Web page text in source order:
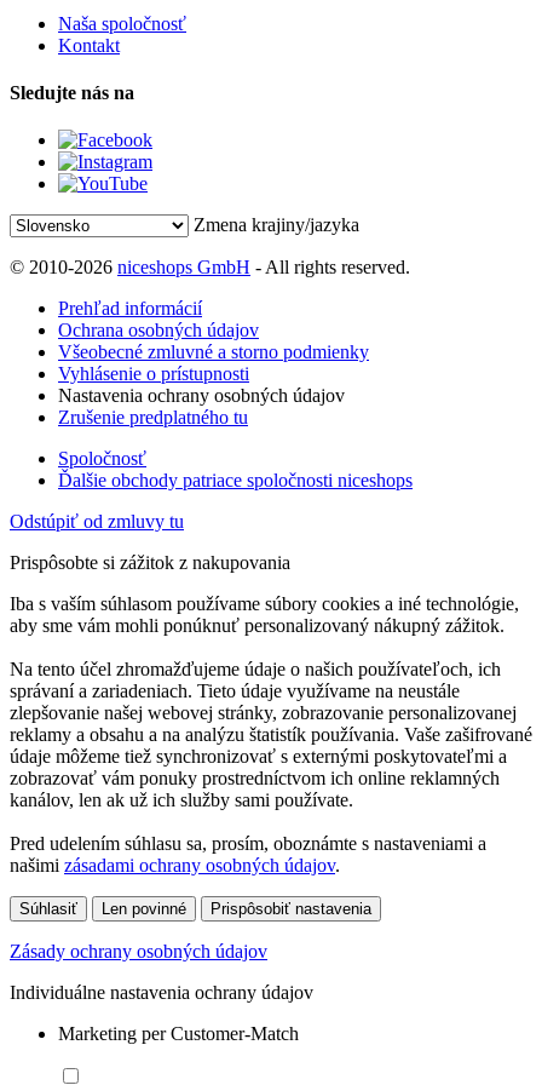
Naša spoločnosť
Kontakt
Sledujte nás na
Zmena krajiny/jazyka
© 2010-2026 niceshops GmbH - All rights reserved.
Prehľad informácií
Ochrana osobných údajov
Všeobecné zmluvné a storno podmienky
Vyhlásenie o prístupnosti
Nastavenia ochrany osobných údajov
Zrušenie predplatného tu
Spoločnosť
Ďalšie obchody patriace spoločnosti niceshops
Odstúpiť od zmluvy tu
Prispôsobte si zážitok z nakupovania
Iba s vaším súhlasom používame súbory cookies a iné technológie,
aby sme vám mohli ponúknuť personalizovaný nákupný zážitok.
Na tento účel zhromažďujeme údaje o našich používateľoch, ich
správaní a zariadeniach. Tieto údaje využívame na neustále
zlepšovanie našej webovej stránky, zobrazovanie personalizovanej
reklamy a obsahu a na analýzu štatistík používania. Vaše zašifrované
údaje môžeme tiež synchronizovať s externými poskytovateľmi a
zobrazovať vám ponuky prostredníctvom ich online reklamných
kanálov, len ak už ich služby sami používate.
Pred udelením súhlasu sa, prosím, oboznámte s nastaveniami a
našimi zásadami ochrany osobných údajov.
Súhlasiť Len povinné Prispôsobiť nastavenia
Zásady ochrany osobných údajov
Individuálne nastavenia ochrany údajov
Marketing per Customer-Match